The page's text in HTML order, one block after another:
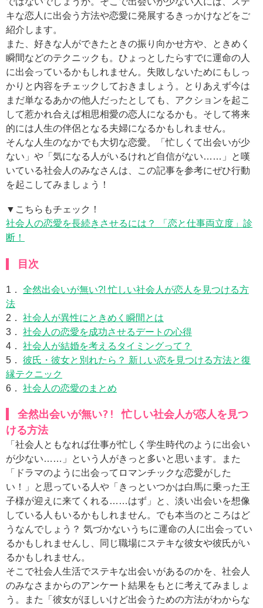
キな恋人に出会う方法や恋愛に発展するきっかけなどをご
紹介します。
また、好きな人ができたときの振り向かせ方や、ときめく
瞬間などのテクニックも。ひょっとしたらすでに運命の人
に出会っているかもしれません。失敗しないためにもしっ
かりと内容をチェックしておきましょう。とりあえず今は
まだ単なるあかの他人だったとしても、アクションを起こ
して惹かれ合えば相思相愛の恋人になるかも。そして将来
的には人生の伴侶となる夫婦になるかもしれません。
そんな人生のなかでも大切な恋愛。「忙しくて出会いが少
ない」や「気になる人がいるけれど自信がない……」と嘆
いている社会人のみなさんは、この記事を参考にぜひ行動
を起こしてみましょう！
▼こちらもチェック！
社会人の恋愛を長続きさせるには？ 「恋と仕事両立度」診
断！
目次
1． 全然出会いが無い?! 忙しい社会人が恋人を見つける方
法
2． 社会人が異性にときめく瞬間とは
3． 社会人の恋愛を成功させるデートの心得
4． 社会人が結婚を考えるタイミングって？
5． 彼氏・彼女と別れたら？ 新しい恋を見つける方法と復
縁テクニック
6． 社会人の恋愛のまとめ
全然出会いが無い?! 忙しい社会人が恋人を見つ
ける方法
「社会人ともなれば仕事が忙しく学生時代のように出会い
が少ない……」という人がきっと多いと思います。また
「ドラマのように出会ってロマンチックな恋愛がした
い！」と思っている人や「きっといつかは白馬に乗った王
子様が迎えに来てくれる……はず」と、淡い出会いを想像
している人もいるかもしれません。でも本当のところはど
うなんでしょう？ 気づかないうちに運命の人に出会ってい
るかもしれませんし、同じ職場にステキな彼女や彼氏がい
るかもしれません。
そこで社会人生活でステキな出会いがあるのかを、社会人
のみなさまからのアンケート結果をもとに考えてみましょ
う。また「彼女がほしいけど出会うための方法がわからな